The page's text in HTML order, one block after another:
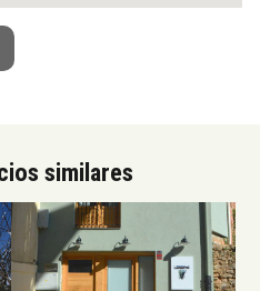
similares